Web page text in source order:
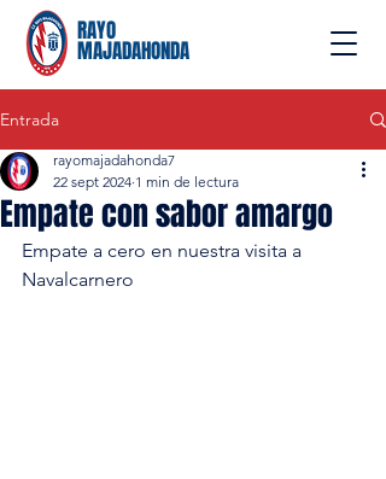
RAYO
MAJADAHONDA
Entrada
Empate con sabor amargo
rayomajadahonda7
22 sept 2024 1 min de lectura
Empate a cero en nuestra visita a
Navalcarnero